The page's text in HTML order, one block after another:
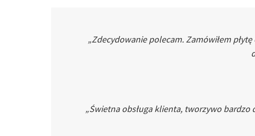
„Zdecydowanie polecam. Zamówiłem
„Świetna obsługa klienta, tworzywo bardzo